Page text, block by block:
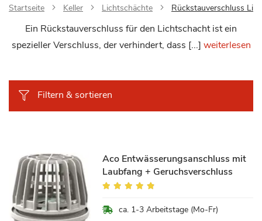
Startseite Keller Lichtschächte Rückstauverschluss
Ein Rückstauverschluss für den Lichtschacht ist ein
spezieller Verschluss, der verhindert, dass [...] weiterlesen
Filtern & sortieren
Aco Entwässerungsanschluss mit
Laubfang + Geruchsverschluss
Bewertung:
ca. 1-3 Arbeitstage (Mo-Fr)